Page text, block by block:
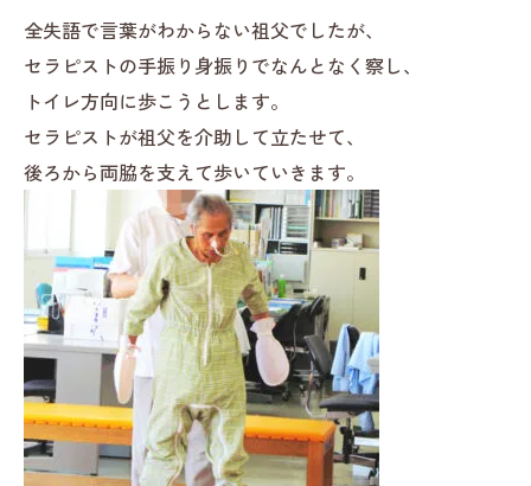
全失語で言葉がわからない祖父でしたが、
セラピストの手振り身振りでなんとなく察し、
トイレ方向に歩こうとします。
セラピストが祖父を介助して立たせて、
後ろから両脇を支えて歩いていきます。